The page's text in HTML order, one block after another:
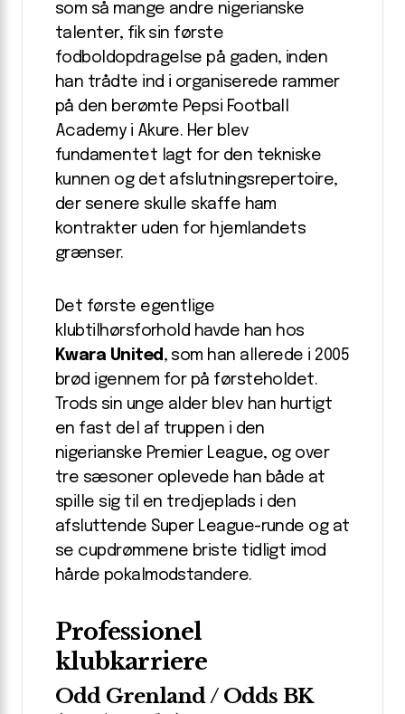
som så mange andre nigerianske
talenter, fik sin første
fodboldopdragelse på gaden, inden
han trådte ind i organiserede rammer
på den berømte Pepsi Football
Academy i Akure. Her blev
fundamentet lagt for den tekniske
kunnen og det afslutningsrepertoire,
der senere skulle skaffe ham
kontrakter uden for hjemlandets
grænser.
Det første egentlige
klubtilhørsforhold havde han hos
Kwara United , som han allerede i 2005
brød igennem for på førsteholdet.
Trods sin unge alder blev han hurtigt
en fast del af truppen i den
nigerianske Premier League, og over
tre sæsoner oplevede han både at
spille sig til en tredjeplads i den
afsluttende Super League-runde og at
se cupdrømmene briste tidligt imod
hårde pokalmodstandere.
Professionel
klubkarriere
Odd Grenland / Odds BK